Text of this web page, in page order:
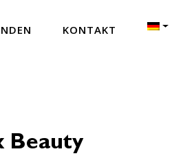
KONTAKT
Beauty